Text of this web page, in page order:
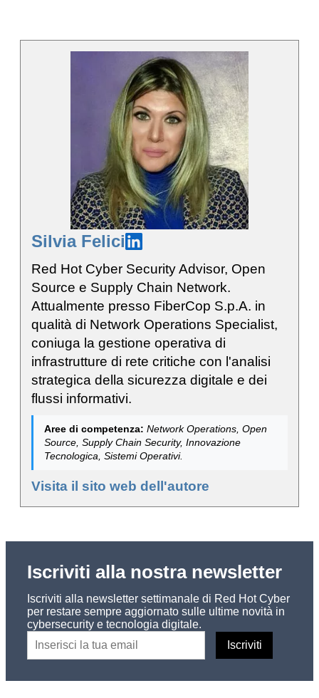
Silvia Felici
Red Hot Cyber Security Advisor, Open
Source e Supply Chain Network.
Attualmente presso FiberCop S.p.A. in
qualità di Network Operations Specialist,
coniuga la gestione operativa di
infrastrutture di rete critiche con l'analisi
strategica della sicurezza digitale e dei
flussi informativi.
Aree di competenza: Network Operations, Open
Source, Supply Chain Security, Innovazione
Tecnologica, Sistemi Operativi.
Visita il sito web dell'autore
Iscriviti alla nostra newsletter
Iscriviti alla newsletter settimanale di Red Hot Cyber
per restare sempre aggiornato sulle ultime novità in
cybersecurity e tecnologia digitale.